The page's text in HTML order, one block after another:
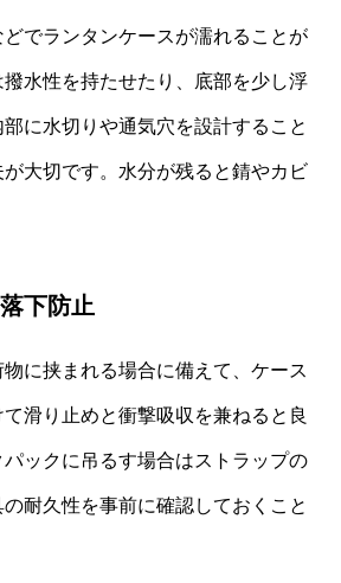
でランタンケースが濡れることが
水性を持たせたり、底部を少し浮
に水切りや通気穴を設計すること
大切です。水分が残ると錆やカビ
下防止
に挟まれる場合に備えて、ケース
滑り止めと衝撃吸収を兼ねると良
ックに吊るす場合はストラップの
耐久性を事前に確認しておくこと